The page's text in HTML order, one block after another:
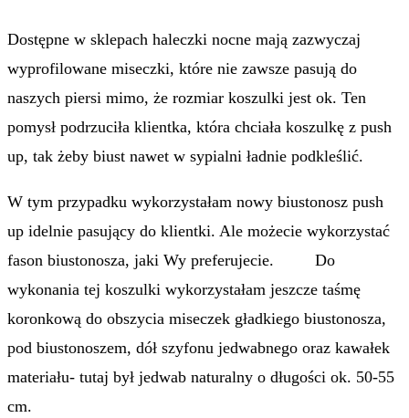
Dostępne w sklepach haleczki nocne mają zazwyczaj
wyprofilowane miseczki, które nie zawsze pasują do
naszych piersi mimo, że rozmiar koszulki jest ok. Ten
pomysł podrzuciła klientka, która chciała koszulkę z push
up, tak żeby biust nawet w sypialni ładnie podkleślić.
W tym przypadku wykorzystałam nowy biustonosz push
up idelnie pasujący do klientki. Ale możecie wykorzystać
fason biustonosza, jaki Wy preferujecie. Do
wykonania tej koszulki wykorzystałam jeszcze taśmę
koronkową do obszycia miseczek gładkiego biustonosza,
pod biustonoszem, dół szyfonu jedwabnego oraz kawałek
materiału- tutaj był jedwab naturalny o długości ok. 50-55
cm.